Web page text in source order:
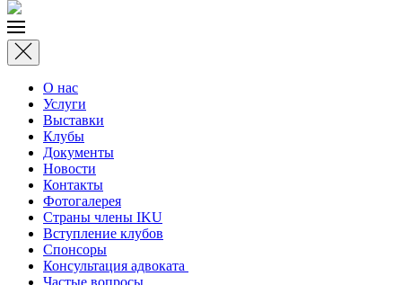
О нас
Услуги
Выставки
Клубы
Документы
Новости
Контакты
Фотогалерея
Страны члены IKU
Вступление клубов​
Спонсоры
Консультация адвоката ​
Частые вопросы